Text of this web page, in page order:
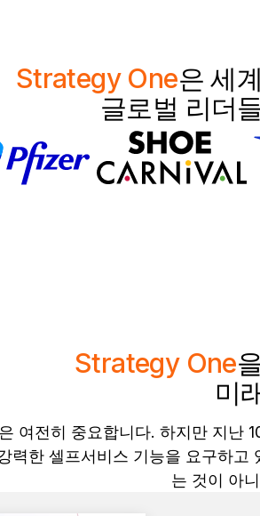
Strategy One은 세
글로벌 리더
Strategy One
미
여전히 중요합니다. 하지만 지난
력한 셀프서비스 기능을 요구하
는 것이 아